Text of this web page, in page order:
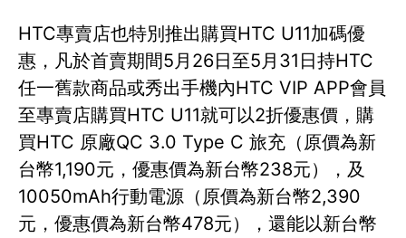
HTC專賣店也特別推出購買HTC U11加碼優
惠，凡於首賣期間5月26日至5月31日持HTC
任一舊款商品或秀出手機內HTC VIP APP會員
至專賣店購買HTC U11就可以2折優惠價，購
買HTC 原廠QC 3.0 Type C 旅充（原價為新
台幣1,190元，優惠價為新台幣238元），及
10050mAh行動電源（原價為新台幣2,390
元，優惠價為新台幣478元），還能以新台幣